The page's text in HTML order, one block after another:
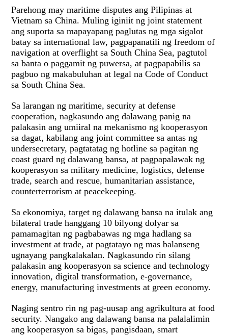
Parehong may maritime disputes ang Pilipinas at
Vietnam sa China. Muling iginiit ng joint statement
ang suporta sa mapayapang paglutas ng mga sigalot
batay sa international law, pagpapanatili ng freedom of
navigation at overflight sa South China Sea, pagtutol
sa banta o paggamit ng puwersa, at pagpapabilis sa
pagbuo ng makabuluhan at legal na Code of Conduct
sa South China Sea.
Sa larangan ng maritime, security at defense
cooperation, nagkasundo ang dalawang panig na
palakasin ang umiiral na mekanismo ng kooperasyon
sa dagat, kabilang ang joint committee sa antas ng
undersecretary, pagtatatag ng hotline sa pagitan ng
coast guard ng dalawang bansa, at pagpapalawak ng
kooperasyon sa military medicine, logistics, defense
trade, search and rescue, humanitarian assistance,
counterterrorism at peacekeeping.
Sa ekonomiya, target ng dalawang bansa na itulak ang
bilateral trade hanggang 10 bilyong dolyar sa
pamamagitan ng pagbabawas ng mga hadlang sa
investment at trade, at pagtatayo ng mas balanseng
ugnayang pangkalakalan. Nagkasundo rin silang
palakasin ang kooperasyon sa science and technology
innovation, digital transformation, e-governance,
energy, manufacturing investments at green economy.
Naging sentro rin ng pag-uusap ang agrikultura at food
security. Nangako ang dalawang bansa na palalalimin
ang kooperasyon sa bigas, pangisdaan, smart